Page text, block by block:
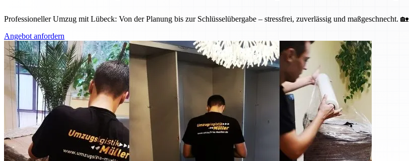
Professioneller Umzug mit Lübeck: Von der Planung bis zur Schlüsselübergabe – stressfrei, zuverlässig und maßgeschnecht. 🏡
Angebot anfordern